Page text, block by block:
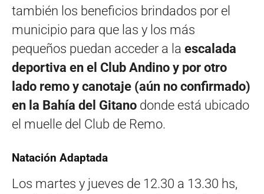
también los beneficios brindados por el
municipio para que las y los más
pequeños puedan acceder a la escalada
deportiva en el Club Andino y por otro
lado remo y canotaje (aún no confirmado)
en la Bahía del Gitano donde está ubicado
el muelle del Club de Remo.
Natación Adaptada
Los martes y jueves de 12.30 a 13.30 hs,